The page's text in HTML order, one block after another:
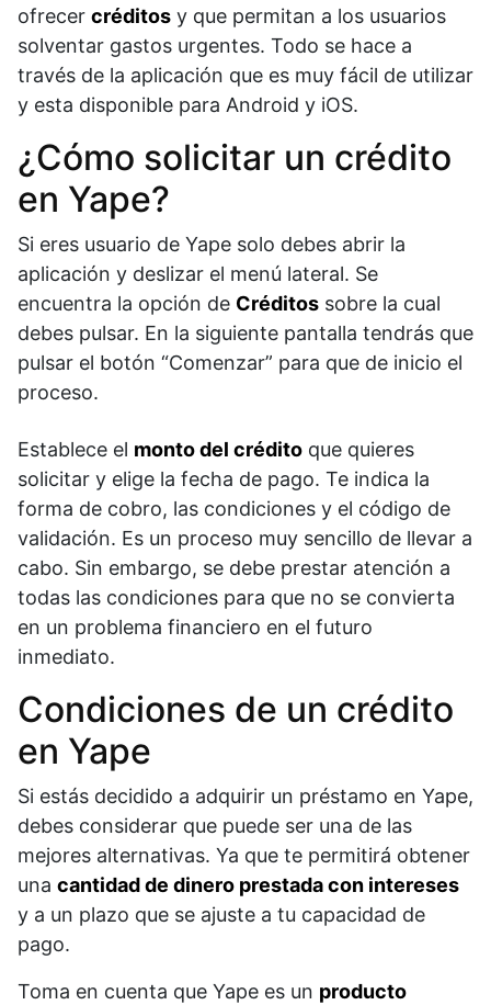
ofrecer créditos y que permitan a los usuarios
solventar gastos urgentes. Todo se hace a
través de la aplicación que es muy fácil de utilizar
y esta disponible para Android y iOS.
¿Cómo solicitar un crédito
en Yape?​
Si eres usuario de Yape solo debes abrir la
aplicación y deslizar el menú lateral. Se
encuentra la opción de Créditos sobre la cual
debes pulsar. En la siguiente pantalla tendrás que
pulsar el botón “Comenzar” para que de inicio el
proceso.
Establece el monto del crédito que quieres
solicitar y elige la fecha de pago. Te indica la
forma de cobro, las condiciones y el código de
validación. Es un proceso muy sencillo de llevar a
cabo. Sin embargo, se debe prestar atención a
todas las condiciones para que no se convierta
en un problema financiero en el futuro
inmediato.
Condiciones de un crédito
en Yape
Si estás decidido a adquirir un préstamo en Yape,
debes considerar que puede ser una de las
mejores alternativas. Ya que te permitirá obtener
una cantidad de dinero prestada con intereses
y a un plazo que se ajuste a tu capacidad de
pago.
Toma en cuenta que Yape es un producto